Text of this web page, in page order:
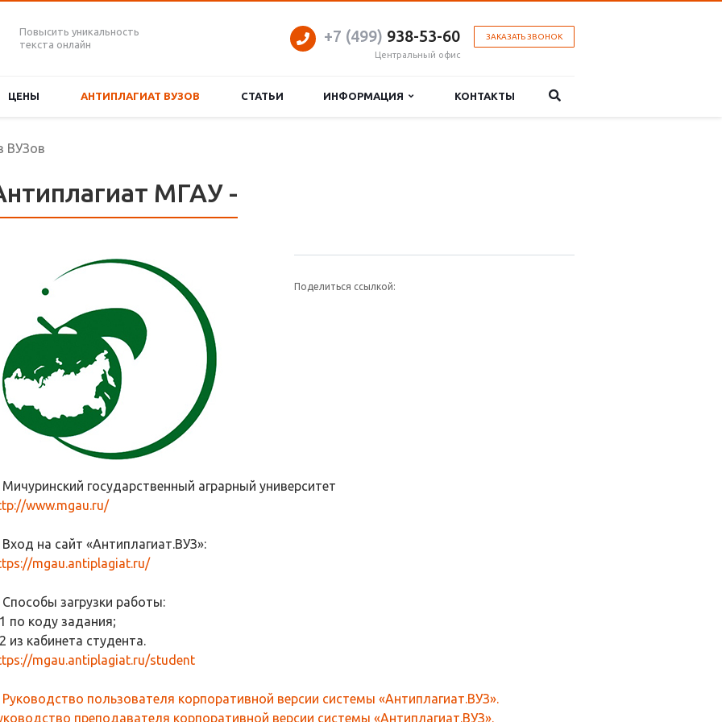
Повысить уникальность
текста онлайн
ЗАКАЗАТЬ ЗВОНОК
+7 (499) 938-53-60
Центральный офис
ЦЕНЫ АНТИПЛАГИАТ ВУЗОВ СТАТЬИ ИНФОРМАЦИЯ КОНТАКТЫ
ВУЗов
МГАУ -
Поделиться ссылкой:
Мичуринский государственный аграрный университет
www.mgau.ru/
Вход на сайт «Антиплагиат.ВУЗ»:
mgau.antiplagiat.ru/
Способы загрузки работы:
по коду задания;
из кабинета студента.
mgau.antiplagiat.ru/student
Руководство пользователя корпоративной версии системы «Антиплагиат.ВУЗ».
преподавателя корпоративной версии системы «Антиплагиат.ВУЗ».